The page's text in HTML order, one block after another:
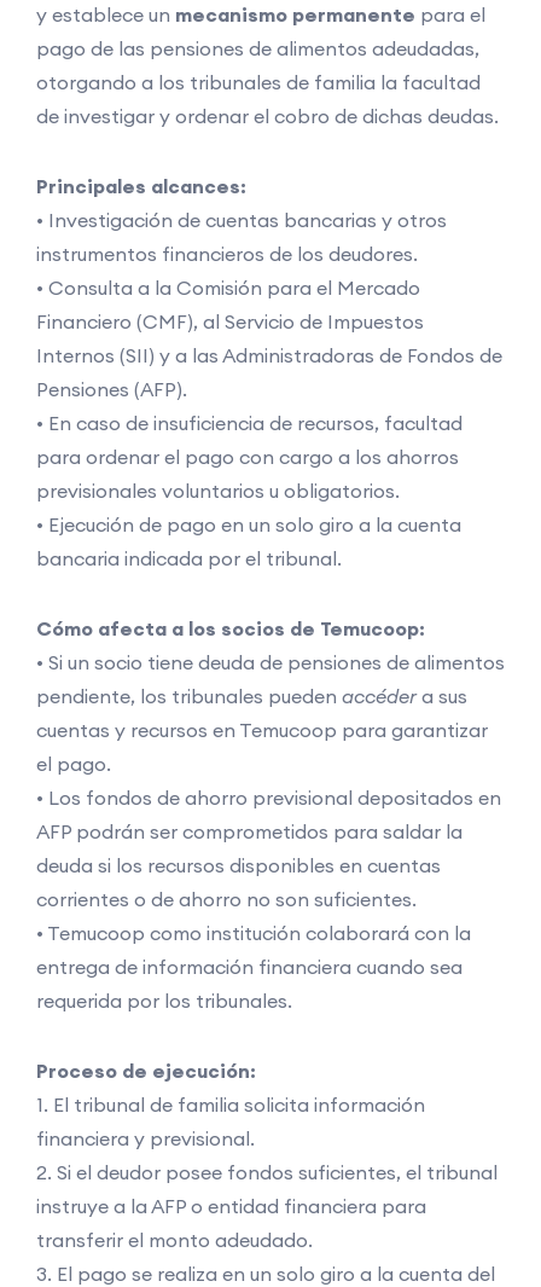
y establece un mecanismo permanente para el
pago de las pensiones de alimentos adeudadas,
otorgando a los tribunales de familia la facultad
de investigar y ordenar el cobro de dichas deudas.
Principales alcances:
• Investigación de cuentas bancarias y otros
instrumentos financieros de los deudores.
• Consulta a la Comisión para el Mercado
Financiero (CMF), al Servicio de Impuestos
Internos (SII) y a las Administradoras de Fondos de
Pensiones (AFP).
• En caso de insuficiencia de recursos, facultad
para ordenar el pago con cargo a los ahorros
previsionales voluntarios u obligatorios.
• Ejecución de pago en un solo giro a la cuenta
bancaria indicada por el tribunal.
Cómo afecta a los socios de Temucoop:
• Si un socio tiene deuda de pensiones de alimentos
pendiente, los tribunales pueden accédera sus
cuentas y recursos en Temucoop para garantizar
el pago.
• Los fondos de ahorro previsional depositados en
AFP podrán ser comprometidos para saldar la
deuda si los recursos disponibles en cuentas
corrientes o de ahorro no son suficientes.
• Temucoop como institución colaborará con la
entrega de información financiera cuando sea
requerida por los tribunales.
Proceso de ejecución:
1. El tribunal de familia solicita información
financiera y previsional.
2. Si el deudor posee fondos suficientes, el tribunal
instruye a la AFP o entidad financiera para
transferir el monto adeudado.
3. El pago se realiza en un solo giro a la cuenta del